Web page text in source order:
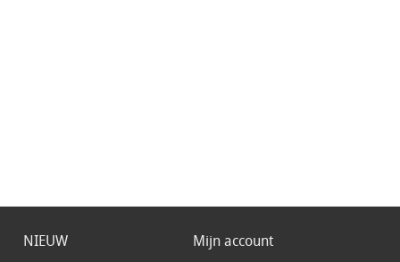
NIEUW
Mijn account